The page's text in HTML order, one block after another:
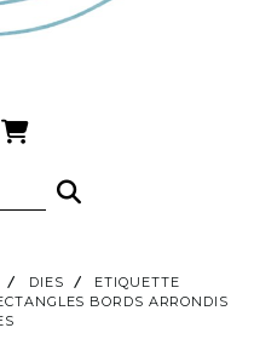
DIES
ETIQUETTE
BORDS ARRONDIS